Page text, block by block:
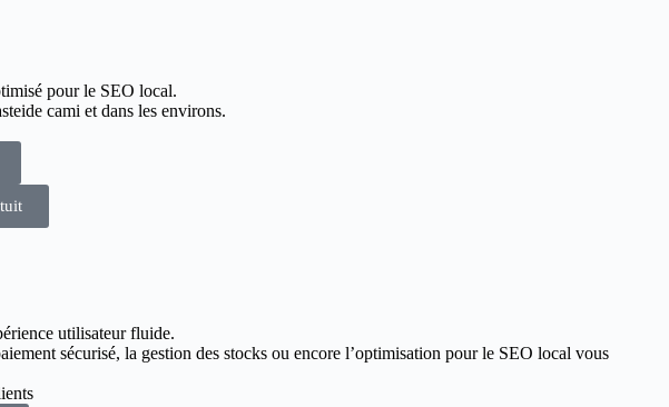
pour le SEO local.
cami et dans les environs.
utilisateur fluide.
sécurisé, la gestion des stocks ou encore l’optimisation pour le SEO local vous